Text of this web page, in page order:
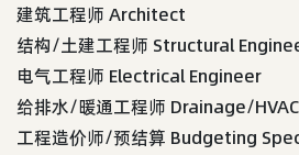
建筑工程师 Architect
结构/土建工程师 Structural
电气工程师 Electrical Engineer
给排水/暖通工程师 Drainage/
工程造价师/预结算 Budgeting